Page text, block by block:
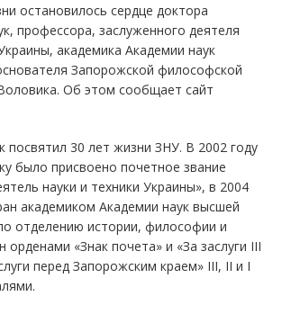
остановилось сердце доктора
профессора, заслуженного деятеля
академика Академии наук
Запорожской философской
Об этом сообщает сайт
посвятил 30 лет жизни ЗНУ. В 2002 году
было присвоено почетное звание
науки и техники Украины», в 2004
академиком Академии наук высшей
отделению истории, философии и
орденами «Знак почета» и «За заслуги III
перед Запорожским краем» III, II и I